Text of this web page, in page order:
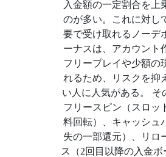
入金額の一定割合を上
のが多い。これに対し
要で受け取れるノーデ
ーナスは、アカウント
フリープレイや少額の
れるため、リスクを抑
い人に人気がある。 そ
フリースピン（スロッ
料回転）、キャッシュ
失の一部還元）、リロ
ス（2回目以降の入金ボ